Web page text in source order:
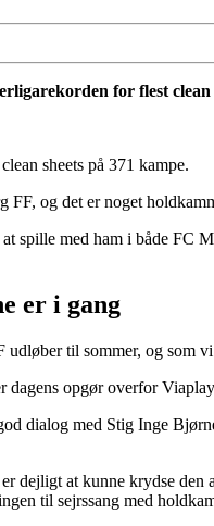
for flest
sheets på 371 kampe.
FF, og det er noget
spille med ham i både FC
er i gang
til sommer, og som
dagens opgør overfor
dialog med Stig Inge
dejligt at kunne krydse
til sejrssang med